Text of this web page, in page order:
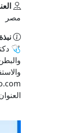
مصر
🩺
العنوان:401 شارع الملك